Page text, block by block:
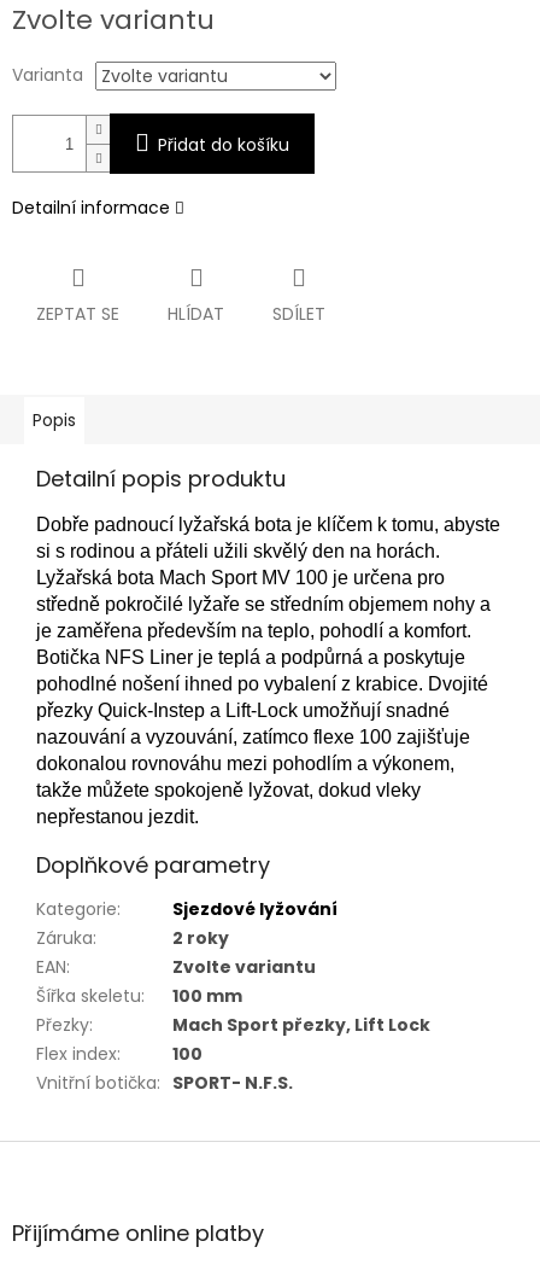
cena:
Zvolte variantu
Varianta
Přidat do košíku
Detailní informace
ZEPTAT SE HLÍDAT SDÍLET
Popis
Detailní popis produktu
Dobře padnoucí lyžařská bota je klíčem k tomu, abyste
si s rodinou a přáteli užili skvělý den na horách.
Lyžařská bota Mach Sport MV 100 je určena pro
středně pokročilé lyžaře se středním objemem nohy a
je zaměřena především na teplo, pohodlí a komfort.
Botička NFS Liner je teplá a podpůrná a poskytuje
pohodlné nošení ihned po vybalení z krabice. Dvojité
přezky Quick-Instep a Lift-Lock umožňují snadné
nazouvání a vyzouvání, zatímco flexe 100 zajišťuje
dokonalou rovnováhu mezi pohodlím a výkonem,
takže můžete spokojeně lyžovat, dokud vleky
nepřestanou jezdit.
Doplňkové parametry
Kategorie:
Sjezdové lyžování
Záruka:
2 roky
EAN:
Zvolte variantu
Šířka skeletu:
100 mm
Přezky:
Mach Sport přezky, Lift Lock
Flex index:
100
Vnitřní botička: SPORT- N.F.S.
Z
aPřijímáme online platby